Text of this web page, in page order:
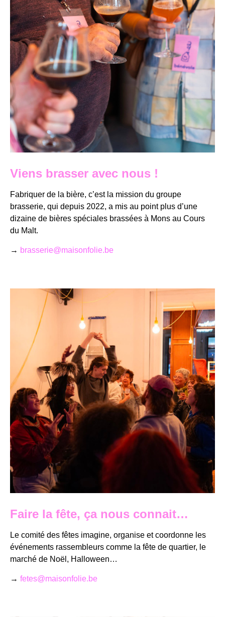
Viens brasser avec nous !
Fabriquer de la bière, c’est la mission du groupe
brasserie, qui depuis 2022, a mis au point plus d’une
dizaine de bières spéciales brassées à Mons au Cours
du Malt.
→ brasserie@maisonfolie.be
Faire la fête, ça nous connait…
Le comité des fêtes imagine, organise et coordonne les
événements rassembleurs comme la fête de quartier, le
marché de Noël, Halloween…
→ fetes@maisonfolie.be